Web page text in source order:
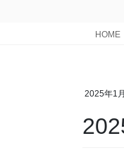
HOME
2025年1